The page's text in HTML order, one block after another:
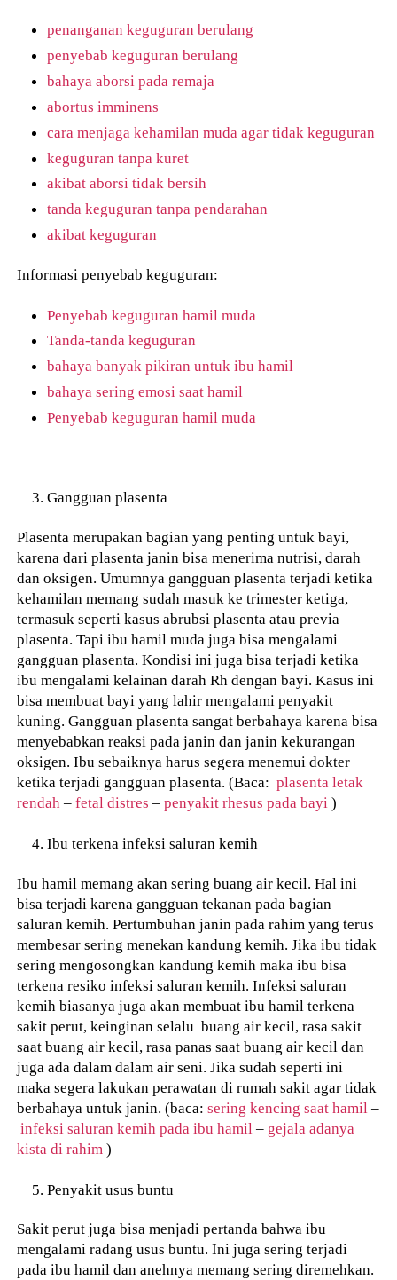
penanganan keguguran berulang
penyebab keguguran berulang
bahaya aborsi pada remaja
abortus imminens
cara menjaga kehamilan muda agar tidak keguguran
keguguran tanpa kuret
akibat aborsi tidak bersih
tanda keguguran tanpa pendarahan
akibat keguguran
Informasi penyebab keguguran:
Penyebab keguguran hamil muda
Tanda-tanda keguguran
bahaya banyak pikiran untuk ibu hamil
bahaya sering emosi saat hamil
Penyebab keguguran hamil muda
Gangguan plasenta
Plasenta merupakan bagian yang penting untuk bayi,
karena dari plasenta janin bisa menerima nutrisi, darah
dan oksigen. Umumnya gangguan plasenta terjadi ketika
kehamilan memang sudah masuk ke trimester ketiga,
termasuk seperti kasus abrubsi plasenta atau previa
plasenta. Tapi ibu hamil muda juga bisa mengalami
gangguan plasenta. Kondisi ini juga bisa terjadi ketika
ibu mengalami kelainan darah Rh dengan bayi. Kasus ini
bisa membuat bayi yang lahir mengalami penyakit
kuning. Gangguan plasenta sangat berbahaya karena bisa
menyebabkan reaksi pada janin dan janin kekurangan
oksigen. Ibu sebaiknya harus segera menemui dokter
ketika terjadi gangguan plasenta. (Baca:plasenta letak
rendah –fetal distres –penyakit rhesus pada bayi )
Ibu terkena infeksi saluran kemih
Ibu hamil memang akan sering buang air kecil. Hal ini
bisa terjadi karena gangguan tekanan pada bagian
saluran kemih. Pertumbuhan janin pada rahim yang terus
membesar sering menekan kandung kemih. Jika ibu tidak
sering mengosongkan kandung kemih maka ibu bisa
terkena resiko infeksi saluran kemih. Infeksi saluran
kemih biasanya juga akan membuat ibu hamil terkena
sakit perut, keinginan selalu buang air kecil, rasa sakit
saat buang air kecil, rasa panas saat buang air kecil dan
juga ada dalam dalam air seni. Jika sudah seperti ini
maka segera lakukan perawatan di rumah sakit agar tidak
berbahaya untuk janin. (baca:sering kencing saat hamil –
infeksi saluran kemih pada ibu hamil – gejala adanya
kista di rahim )
Penyakit usus buntu
Sakit perut juga bisa menjadi pertanda bahwa ibu
mengalami radang usus buntu. Ini juga sering terjadi
pada ibu hamil dan anehnya memang sering diremehkan.